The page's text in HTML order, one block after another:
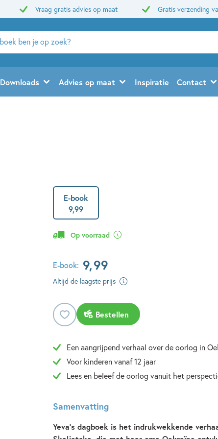
Vraag gratis advies op maat Gratis verzending
Downloads Advies op maat Inspiratie Contact
E-book
9,99
Op voorraad
E-book: 9,99
Altijd de laagste prijs
Bestellen
Een aangrijpend verhaal over de oorlog in
Voor kinderen vanaf 12 jaar
Lees en beleef de oorlog vanuit het
Samenvatting
Yeva’s dagboek is het indrukwekkende